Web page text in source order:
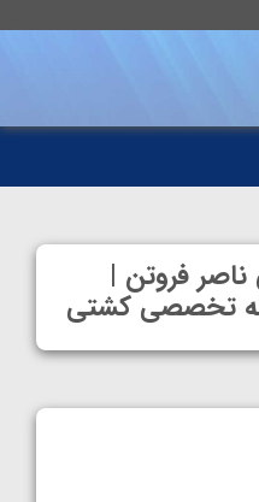
ناصر فروتن |
تخصصی کشتی